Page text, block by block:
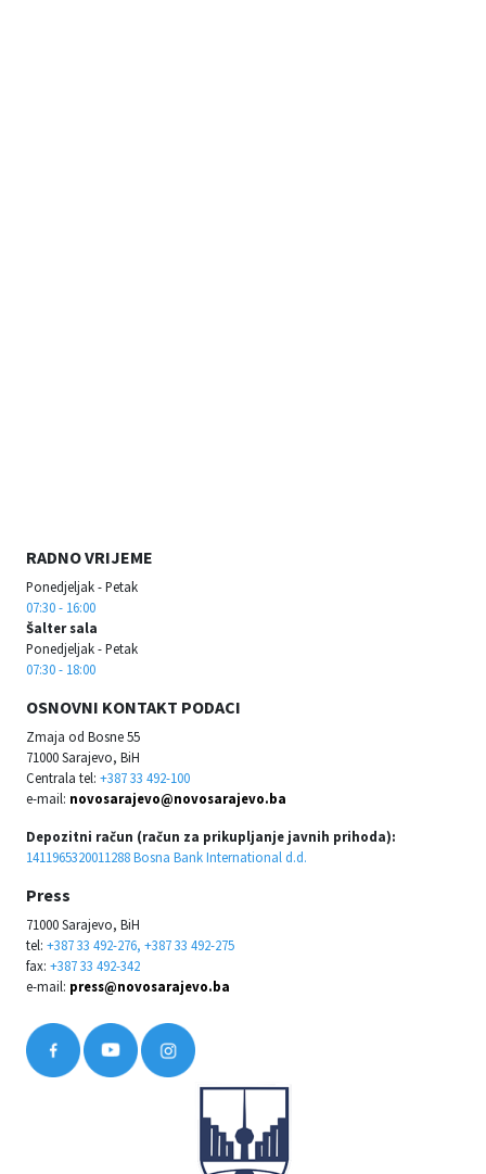
RADNO VRIJEME
Ponedjeljak - Petak
07:30 - 16:00
Šalter sala
Ponedjeljak - Petak
07:30 - 18:00
OSNOVNI KONTAKT PODACI
Zmaja od Bosne 55
71000 Sarajevo, BiH
Centrala tel: +387 33 492-100
e-mail: novosarajevo@novosarajevo.ba
Depozitni račun (račun za prikupljanje javnih prihoda):
1411965320011288 Bosna Bank International d.d.
Press
71000 Sarajevo, BiH
tel: +387 33 492-276, +387 33 492-275
fax: +387 33 492-342
e-mail: press@novosarajevo.ba